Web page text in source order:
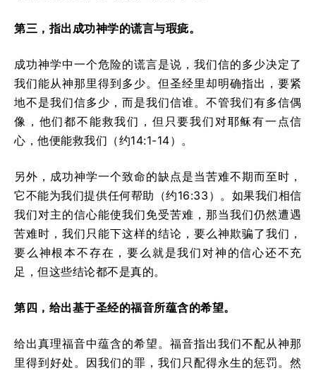
第三，指出成功神学的谎言与瑕疵。
成功神学中一个危险的谎言是说，我们信的多少决定了
我们能从神那里得到多少。但圣经里却明确指出，要紧
地不是我们信多少，而是我们信谁。不管我们有多信偶
像，他们都不能救我们，但只要我们对耶稣有一点信
心，他便能救我们（约14:1-14）。
另外，成功神学一个致命的缺点是当苦难不期而至时，
它不能为我们提供任何帮助（约16:33）。如果我们相信
我们对主的信心能使我们免受苦难，那当我们仍然遭遇
苦难时，我们只能下这样的结论，要么神欺骗了我们，
要么神根本不存在，要么就是我们对神的信心还不充
足，但这些结论都不是真的。
第四，给出基于圣经的福音所蕴含的希望。
给出真理福音中蕴含的希望。福音指出我们不配从神那
里得到好处。因我们的罪，我们只配得永生的惩罚。然